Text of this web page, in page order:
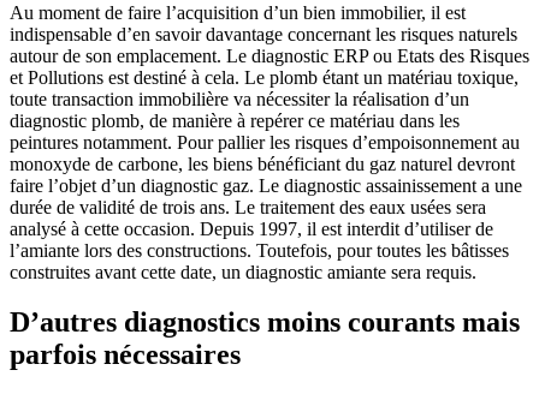
Au moment de faire l’acquisition d’un bien immobilier, il est
indispensable d’en savoir davantage concernant les risques naturels
autour de son emplacement. Le diagnostic ERP ou Etats des Risques
et Pollutions est destiné à cela. Le plomb étant un matériau toxique,
toute transaction immobilière va nécessiter la réalisation d’un
diagnostic plomb, de manière à repérer ce matériau dans les
peintures notamment. Pour pallier les risques d’empoisonnement au
monoxyde de carbone, les biens bénéficiant du gaz naturel devront
faire l’objet d’un diagnostic gaz. Le diagnostic assainissement a une
durée de validité de trois ans. Le traitement des eaux usées sera
analysé à cette occasion. Depuis 1997, il est interdit d’utiliser de
l’amiante lors des constructions. Toutefois, pour toutes les bâtisses
construites avant cette date, un diagnostic amiante sera requis.
D’autres diagnostics moins courants mais
parfois nécessaires